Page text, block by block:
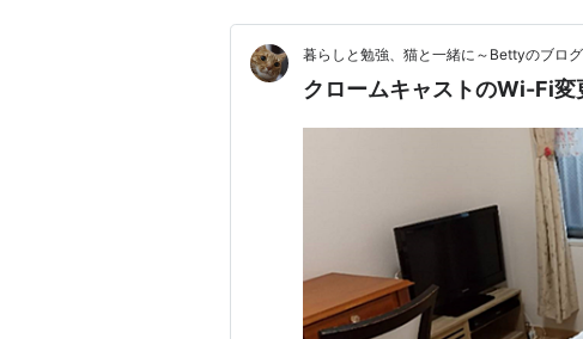
暮らしと勉強、猫と一緒に～Bettyのブログ
クロームキャストのWi-Fi変